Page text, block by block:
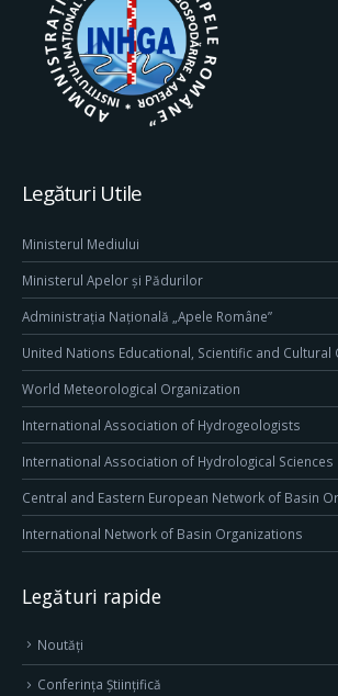
Legături Utile
Ministerul Mediului
Ministerul Apelor și Pădurilor
Administrația Națională „Apele Române”
United Nations Educational, Scientific and Cultural
World Meteorological Organization
International Association of Hydrogeologists
International Association of Hydrological Sciences
Central and Eastern European Network of Basin
International Network of Basin Organizations
Legături rapide
Noutăți
Conferința Științifică